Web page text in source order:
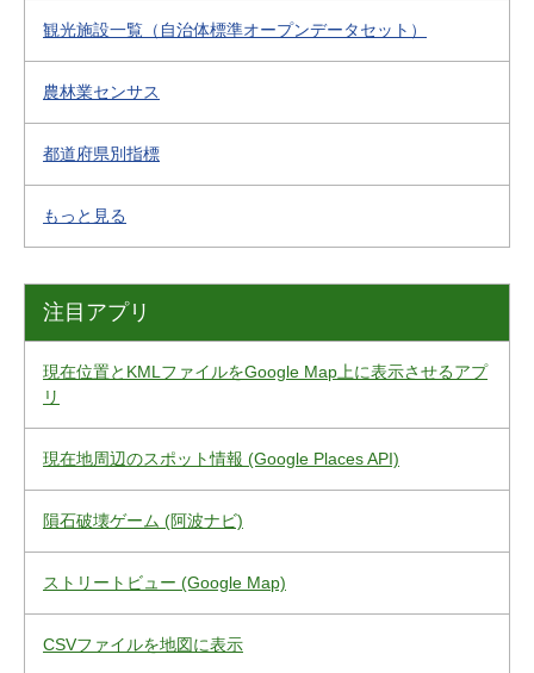
観光施設一覧（自治体標準オープンデータセット）
農林業センサス
都道府県別指標
もっと見る
注目アプリ
現在位置とKMLファイルをGoogle Map上に表示させるアプ
リ
現在地周辺のスポット情報 (Google Places API)
隕石破壊ゲーム (阿波ナビ)
ストリートビュー (Google Map)
CSVファイルを地図に表示